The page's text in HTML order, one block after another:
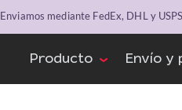
Enviamos mediante FedEx, DHL y
Producto Envío y